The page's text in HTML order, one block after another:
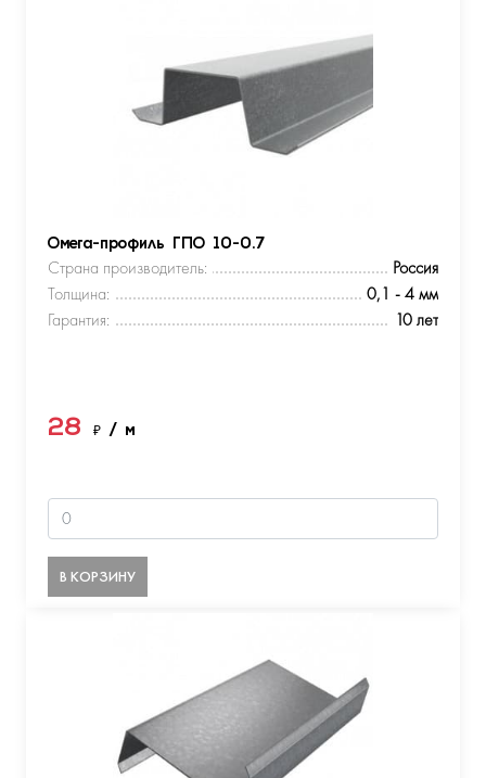
Омега-профиль ГПО 10-0.7
Страна производитель:
Россия
Толщина:
0,1 - 4 мм
Гарантия:
10 лет
28 ₽ / м
В КОРЗИНУ